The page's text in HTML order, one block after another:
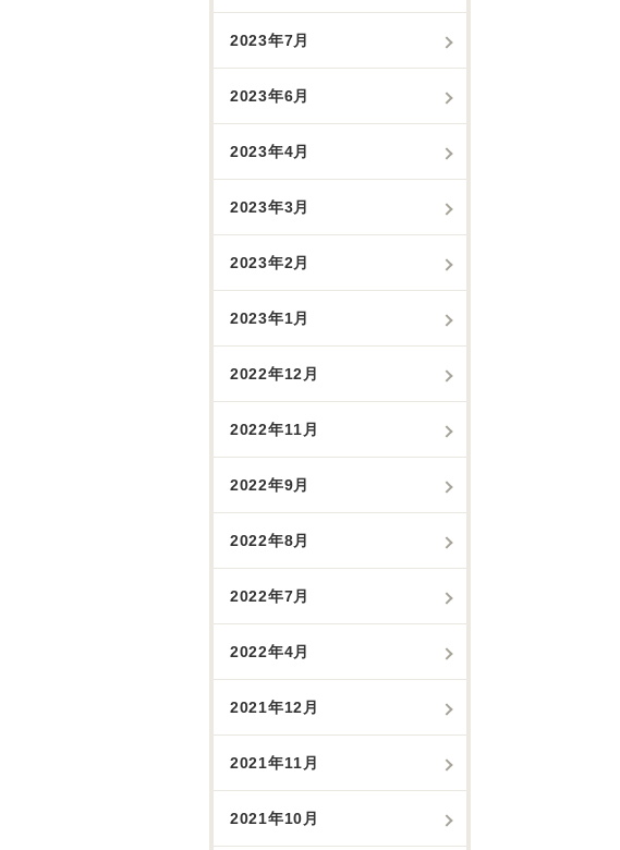
2023年7月
2023年6月
2023年4月
2023年3月
2023年2月
2023年1月
2022年12月
2022年11月
2022年9月
2022年8月
2022年7月
2022年4月
2021年12月
2021年11月
2021年10月